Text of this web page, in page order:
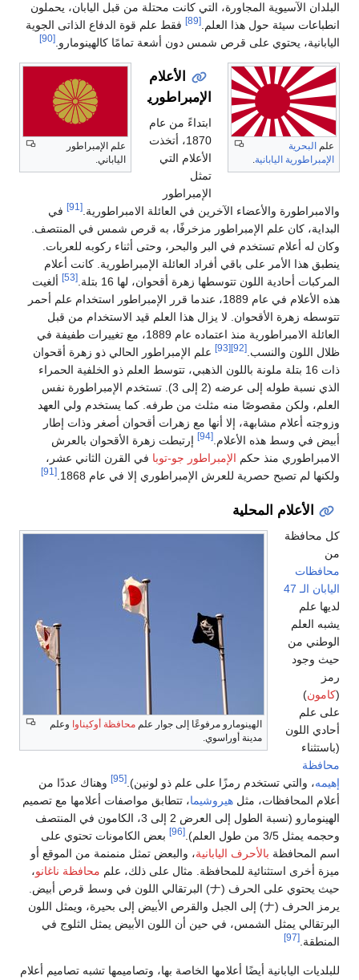
البلدان الآسيوية المجاورة، التي كانت محتلة من قبل اليابان، يحملون
انطباعات سيئة حول هذا العلم. [89]
فقط علم قوة الدفاع الذاتى الجوية
اليابانية، يحتوي على قرص شمس دون أشعة تمامًا كالهينومارو. [90]
علم الإمبراطور
الياباني.
علم البحرية
الإمبراطورية اليابانية.
الأعلام
الإمبراطورية
ابتداءً من عام
1870، أتخذت
الأعلام التي
تمثل
الإمبراطور
والامبراطورة والأعضاء الآخرين في العائلة الامبراطورية.[91]
في
البداية، كان علم الإمبراطور مزخرفًا، به قرص شمس في المنتصف.
وكان له أعلام تستخدم في البر والبحر، وحتى أثناء ركوبه للعربات.
ينطبق هذا الأمر على باقي أفراد العائلة الإمبراطورية. كانت أعلام
المركبات أحادية اللون تتوسطها زهرة أقحوان، لها 16 بتلة.
[53]
ألغيت
هذه الأعلام في عام 1889، عندما قرر الإمبراطور استخدام علم أحمر
تتوسطه زهرة الأقحوان. لا يزال هذا العلم قيد الاستخدام من قبل
العائلة الامبراطورية منذ اعتماده عام 1889، مع تغييرات طفيفة في
ظلال اللون والنسب.[92]
[93]
علم الإمبراطور الحالي ذو زهرة أقحوان
ذات 16 بتلة ملونة باللون الذهبي، تتوسط العلم ذو الخلفية الحمراء
الذي نسبة طوله إلى عرضه (2 إلى 3). تستخدم الإمبراطورة نفس
العلم، ولكن مقصوصًا منه مثلث من طرفه. كما يستخدم ولي العهد
وزوجته أعلام مشابهة، إلا أنها مع زهرات أقحوان أصغر وذات إطار
أبيض في وسط هذه الأعلام.[94]
إرتبطت زهرة الأقحوان بالعرش
الامبراطوري منذ حكم الإمبراطور جو-توبا في القرن الثاني عشر،
ولكنها لم تصبح حصرية للعرش الإمبراطوري إلا في عام 1868.
[91]
الأعلام المحلية
الهينومارو مرفوعًا إلى جوار علم محافظة أوكيناوا وعلم
مدينة أوراسوي.
كل محافظة
من
محافظات
اليابان الـ 47
لديها علم
يشبه العلم
الوطني من
حيث وجود
رمز
(كامون)
على علم
أحادي اللون
(باستثناء
محافظة
إهيمه، والتي تستخدم رمزًا على علم ذو لونين). [95]
وهناك عددًا من
أعلام المحافظات، مثل هيروشيما، تتطابق مواصفات أعلامها مع تصميم
الهينومارو (نسبة الطول إلى العرض 2 إلى 3، الكامون في المنتصف
وحجمه يمثل 3/5 من طول العلم).
[96]
بعض الكامونات تحتوي على
اسم المحافظة بالأحرف اليابانية، والبعض تمثل منمنمة من الموقع أو
ميزة أخرى استثنائية للمحافظة. مثال على ذلك، علم محافظة ناغانو،
حيث يحتوي على الحرف (ナ) البرتقالي اللون في وسط قرص أبيض.
يرمز الحرف (ナ) إلى الجبل والقرص الأبيض إلى بحيرة، ويمثل اللون
البرتقالي يمثل الشمس، في حين أن اللون الأبيض يمثل الثلوج في
المنطقة. [97]
للبلديات اليابانية أيضًا أعلامها الخاصة بها، وتصاميمها تشبه تصاميم أعلام